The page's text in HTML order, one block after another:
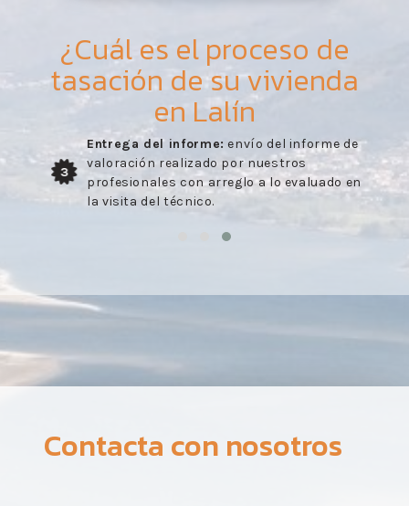
¿Cuál es el proceso de
tasación de su vivienda
en Lalín
3
Entrega del informe:envío del informe de
valoración realizado por nuestros
profesionales con arreglo a lo evaluado en
la visita del técnico.
Contacta con nosotros